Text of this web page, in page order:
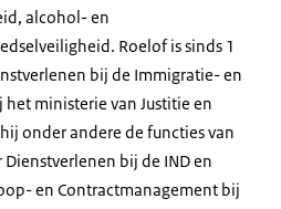
alcohol- en
Roelof is sinds 1
bij de Immigratie- en
ministerie van Justitie en
onder andere de functies van
bij de IND en
en Contractmanagement bij